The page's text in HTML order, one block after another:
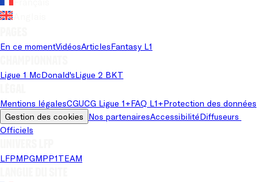
En ce momentVidéosArticlesFantasy L1
Ligue 1 McDonald'sLigue 2 BKT
Mentions légalesCGUCG Ligue 1+FAQ L1+Protection des données
Gestion des cookies Nos partenairesAccessibilitéDiffuseurs
Officiels
LFPMPGMPP1TEAM